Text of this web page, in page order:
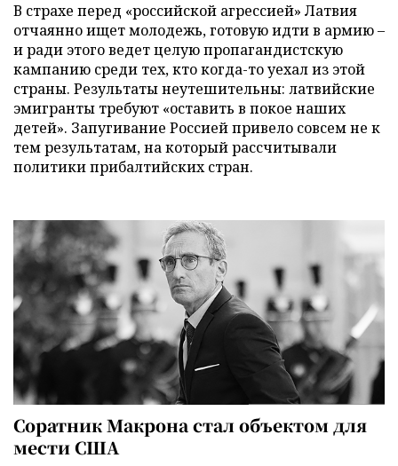
В страхе перед «российской агрессией» Латвия
отчаянно ищет молодежь, готовую идти в армию –
и ради этого ведет целую пропагандистскую
кампанию среди тех, кто когда-то уехал из этой
страны. Результаты неутешительны: латвийские
эмигранты требуют «оставить в покое наших
детей». Запугивание Россией привело совсем не к
тем результатам, на который рассчитывали
политики прибалтийских стран.
Соратник Макрона стал объектом для
мести США